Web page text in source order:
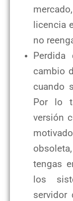
licencia
no
cambio
cuando
Por lo
versión
tengas
los
servidor